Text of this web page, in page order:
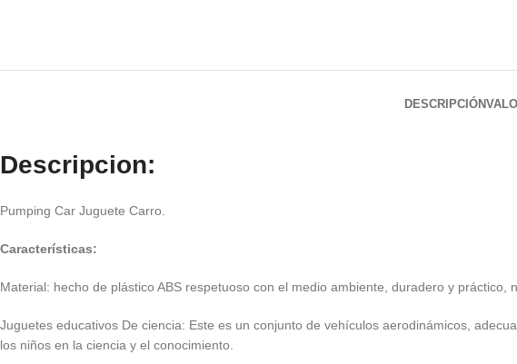
DESCRIPCIÓN
Descripcion:
Pumping Car Juguete Carro.
Características:
Material: hecho de plástico ABS respetuoso con el medio ambiente, duradero y
Juguetes educativos De ciencia: Este es un conjunto de vehículos aerodinámicos,
los niños en la ciencia y el conocimiento.